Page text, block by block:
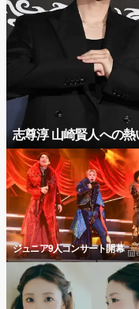
志尊淳 山崎賢人への熱
ジュニア9人コンサート開幕